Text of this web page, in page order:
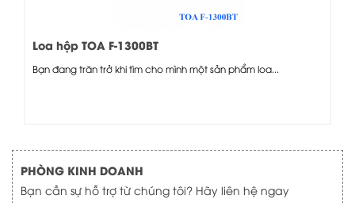
Loa hộp TOA F-1300BT
Bạn đang trăn trở khi tìm cho mình một sản phẩm loa...
PHÒNG KINH DOANH
Bạn cần sự hỗ trợ từ chúng tôi? Hãy liên hệ ngay